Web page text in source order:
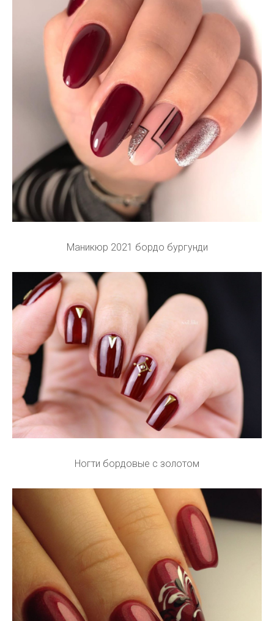
Маникюр 2021 бордо бургунди
Ногти бордовые с золотом